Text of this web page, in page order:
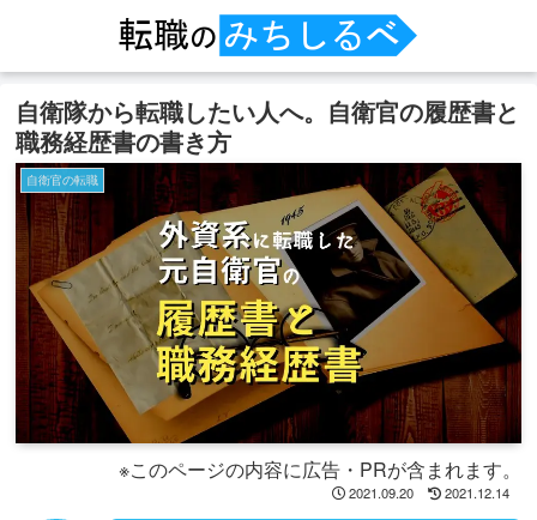
自衛隊から転職したい人へ。自衛官の履歴書と
職務経歴書の書き方
自衛官の転職
※このページの内容に広告・PRが含まれます。
2021.09.20 2021.12.14